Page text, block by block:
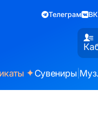
Телеграм ВК
✦Сувениры